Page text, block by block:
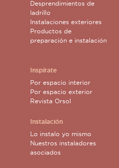
Desprendimientos de
ladrillo
Instalaciones exteriores
Productos de
preparación e instalación
Inspírate
Por espacio interior
Por espacio exterior
Revista Orsol
Instalación
Lo instalo yo mismo
Nuestros instaladores
asociados